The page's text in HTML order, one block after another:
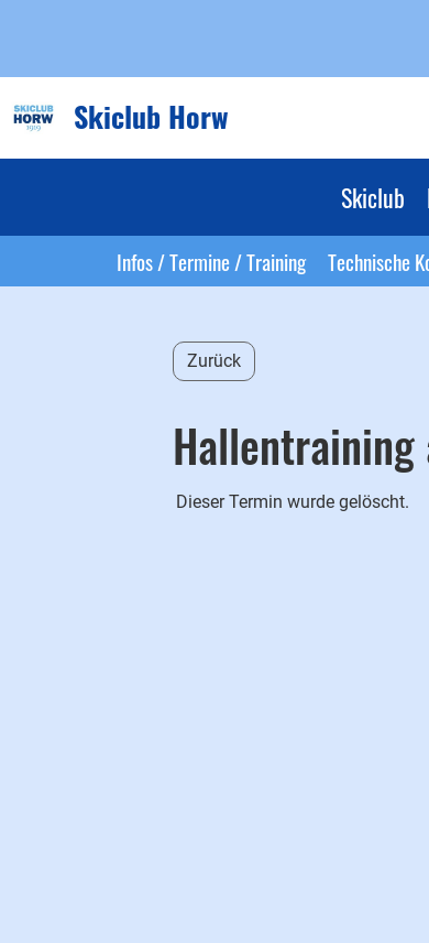
Skiclub Horw
Skiclub
Infos / Termine / Training Technische
Zurück
Hallentraining
Dieser Termin wurde gelöscht.